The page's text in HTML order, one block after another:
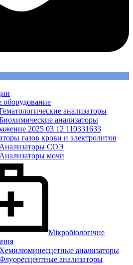
оборудование
анализаторы
анализаторы
газов крови и электролитов
Анализаторы СОЭ
Анализаторы мочи
Мікробіологічне
Хемилюминесцетные анализаторы
анализаторы